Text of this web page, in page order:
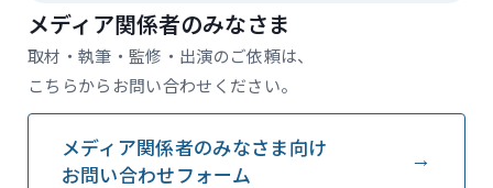
メディア関係者のみなさま
取材・執筆・監修・出演のご依頼は、
こちらからお問い合わせください。
メディア関係者のみなさま向け
お問い合わせフォーム